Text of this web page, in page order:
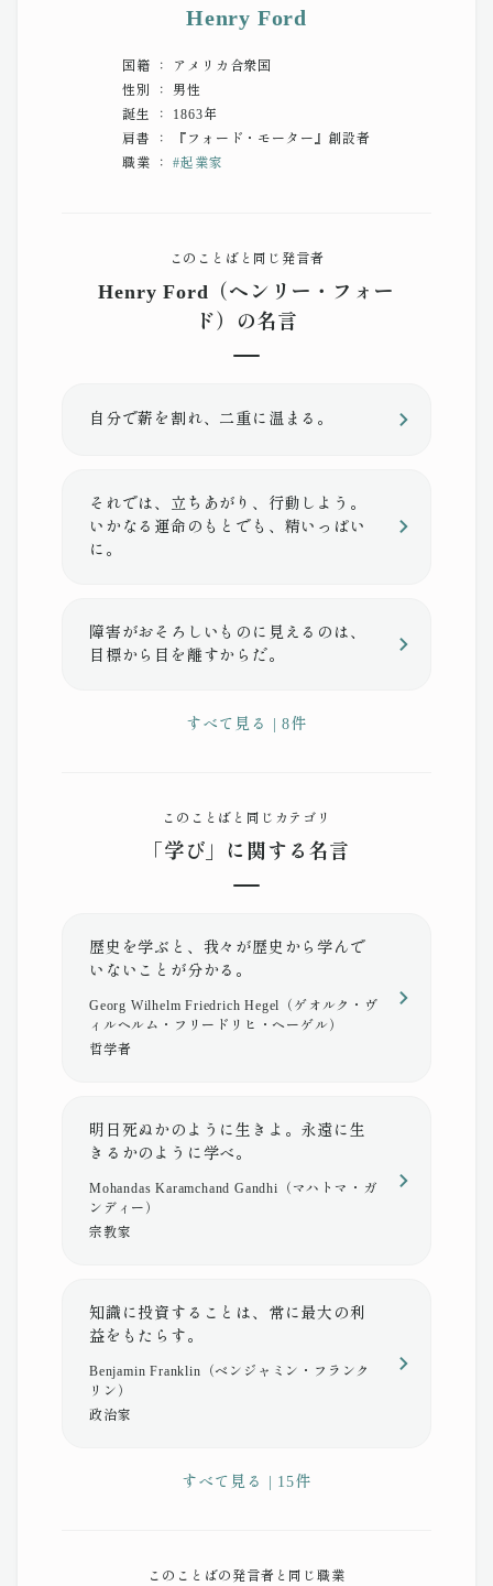
Henry Ford
国籍 ： アメリカ合衆国
性別 ： 男性
誕生 ： 1863年
肩書 ： 『フォード・モーター』創設者
職業 ：#起業家
このことばと同じ発言者
Henry Ford（ヘンリー・フォー
ド）の名言
自分で薪を割れ、二重に温まる。
それでは、立ちあがり、行動しよう。
いかなる運命のもとでも、精いっぱい
に。
障害がおそろしいものに見えるのは、
目標から目を離すからだ。
すべて見る | 8件
このことばと同じカテゴリ
「学び」に関する名言
歴史を学ぶと、我々が歴史から学んで
いないことが分かる。
Georg Wilhelm Friedrich Hegel（ゲオルク・ヴ
ィルヘルム・フリードリヒ・ヘーゲル）
哲学者
明日死ぬかのように生きよ。永遠に生
きるかのように学べ。
Mohandas Karamchand Gandhi（マハトマ・ガ
ンディー）
宗教家
知識に投資することは、常に最大の利
益をもたらす。
Benjamin Franklin（ベンジャミン・フランク
リン）
政治家
すべて見る | 15件
このことばの発言者と同じ職業